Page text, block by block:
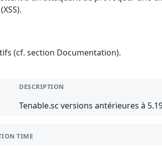
(cf. section Documentation).
DESCRIPTION
Tenable.sc versions antérieures à
TIME